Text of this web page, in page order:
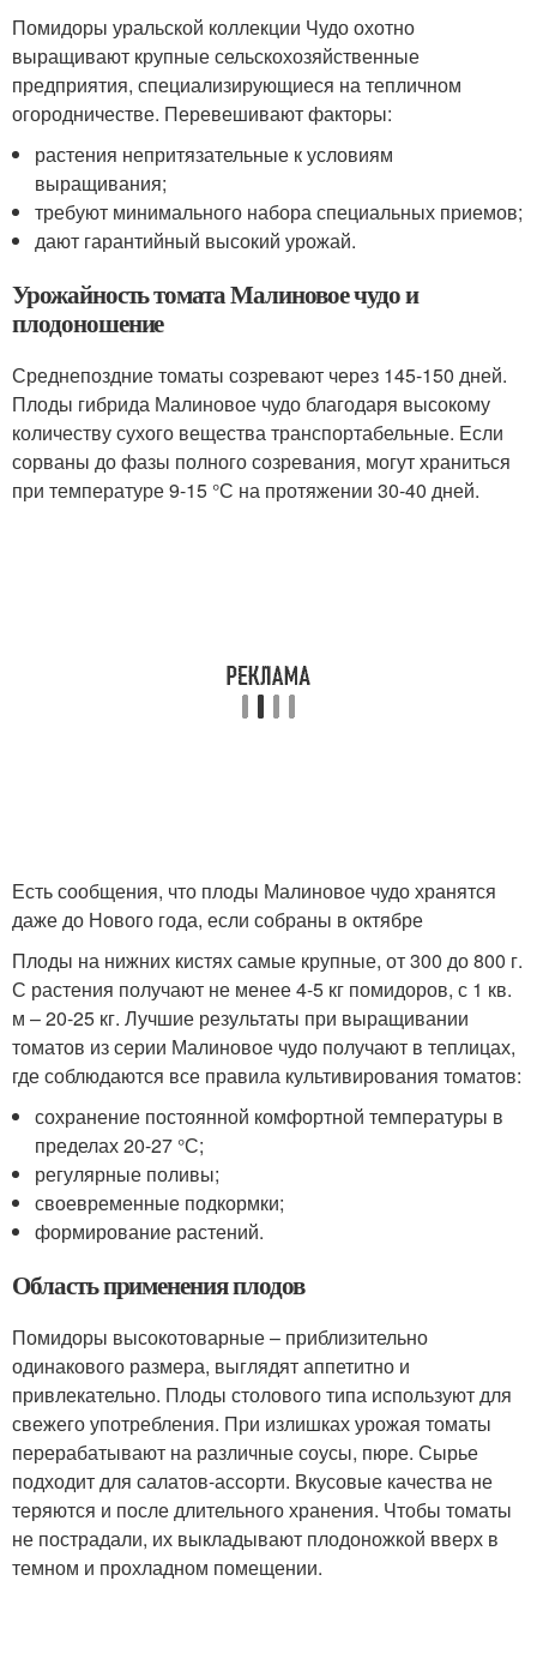
Помидоры уральской коллекции Чудо охотно
выращивают крупные сельскохозяйственные
предприятия, специализирующиеся на тепличном
огородничестве. Перевешивают факторы:
растения непритязательные к условиям
выращивания;
требуют минимального набора специальных приемов;
дают гарантийный высокий урожай.
Урожайность томата Малиновое чудо и
плодоношение
Среднепоздние томаты созревают через 145-150 дней.
Плоды гибрида Малиновое чудо благодаря высокому
количеству сухого вещества транспортабельные. Если
сорваны до фазы полного созревания, могут храниться
при температуре 9-15 °С на протяжении 30-40 дней.
Есть сообщения, что плоды Малиновое чудо хранятся
даже до Нового года, если собраны в октябре
Плоды на нижних кистях самые крупные, от 300 до 800 г.
С растения получают не менее 4-5 кг помидоров, с 1 кв.
м – 20-25 кг. Лучшие результаты при выращивании
томатов из серии Малиновое чудо получают в теплицах,
где соблюдаются все правила культивирования томатов:
сохранение постоянной комфортной температуры в
пределах 20-27 °С;
регулярные поливы;
своевременные подкормки;
формирование растений.
Область применения плодов
Помидоры высокотоварные – приблизительно
одинакового размера, выглядят аппетитно и
привлекательно. Плоды столового типа используют для
свежего употребления. При излишках урожая томаты
перерабатывают на различные соусы, пюре. Сырье
подходит для салатов-ассорти. Вкусовые качества не
теряются и после длительного хранения. Чтобы томаты
не пострадали, их выкладывают плодоножкой вверх в
темном и прохладном помещении.